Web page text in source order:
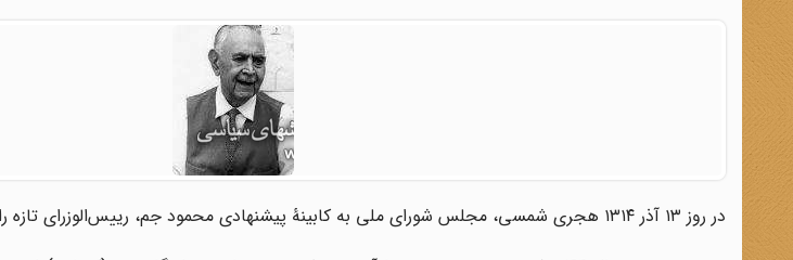
در روز ۱۳ آذر ۱۳۱۴ هجری شمسی، مجلس شورای ملی به کابینۀ پیشنهادی محمود جم، رییس‌الوزرای تازه رای اعتماد داد.